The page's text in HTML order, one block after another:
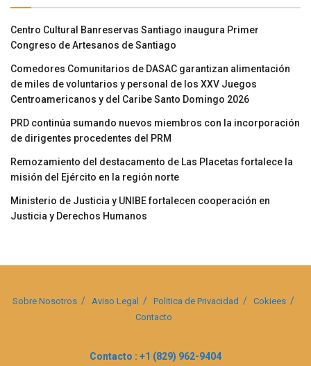
Centro Cultural Banreservas Santiago inaugura Primer
Congreso de Artesanos de Santiago
Comedores Comunitarios de DASAC garantizan alimentación
de miles de voluntarios y personal de los XXV Juegos
Centroamericanos y del Caribe Santo Domingo 2026
PRD continúa sumando nuevos miembros con la incorporación
de dirigentes procedentes del PRM
Remozamiento del destacamento de Las Placetas fortalece la
misión del Ejército en la región norte
Ministerio de Justicia y UNIBE fortalecen cooperación en
Justicia y Derechos Humanos
Sobre Nosotros Aviso Legal Politica de Privacidad
Cokiees
Contacto
Contacto : +1 (829) 962-9404